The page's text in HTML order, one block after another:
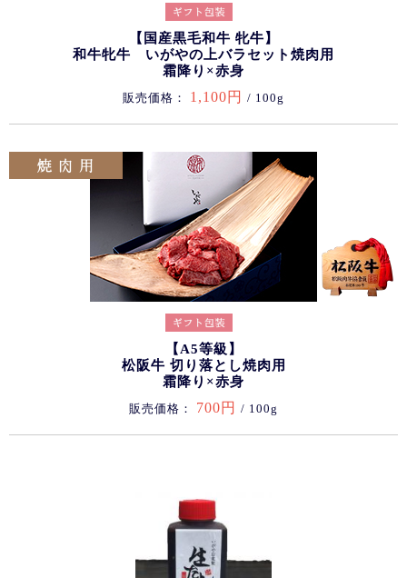
【国産黒毛和牛 牝牛】
和牛牝牛 いがやの上バラセット焼肉用
霜降り×赤身
販売価格： 1,100円 / 100g
【A5等級】
松阪牛 切り落とし焼肉用
霜降り×赤身
販売価格： 700円 / 100g